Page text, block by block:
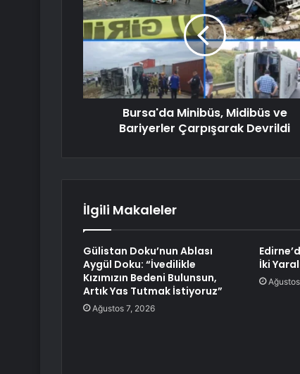
Bursa'da Minibüs, Midibüs ve
Bariyerler Çarpışarak Devrildi
İlgili Makaleler
Gülistan Doku’nun Ablası
Aygül Doku: “İvedilikle
Kızımızın Bedeni Bulunsun,
Artık Yas Tutmak İstiyoruz”
Ağustos 7, 2026
İki